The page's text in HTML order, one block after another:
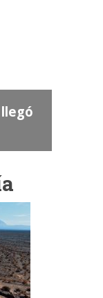
llegó